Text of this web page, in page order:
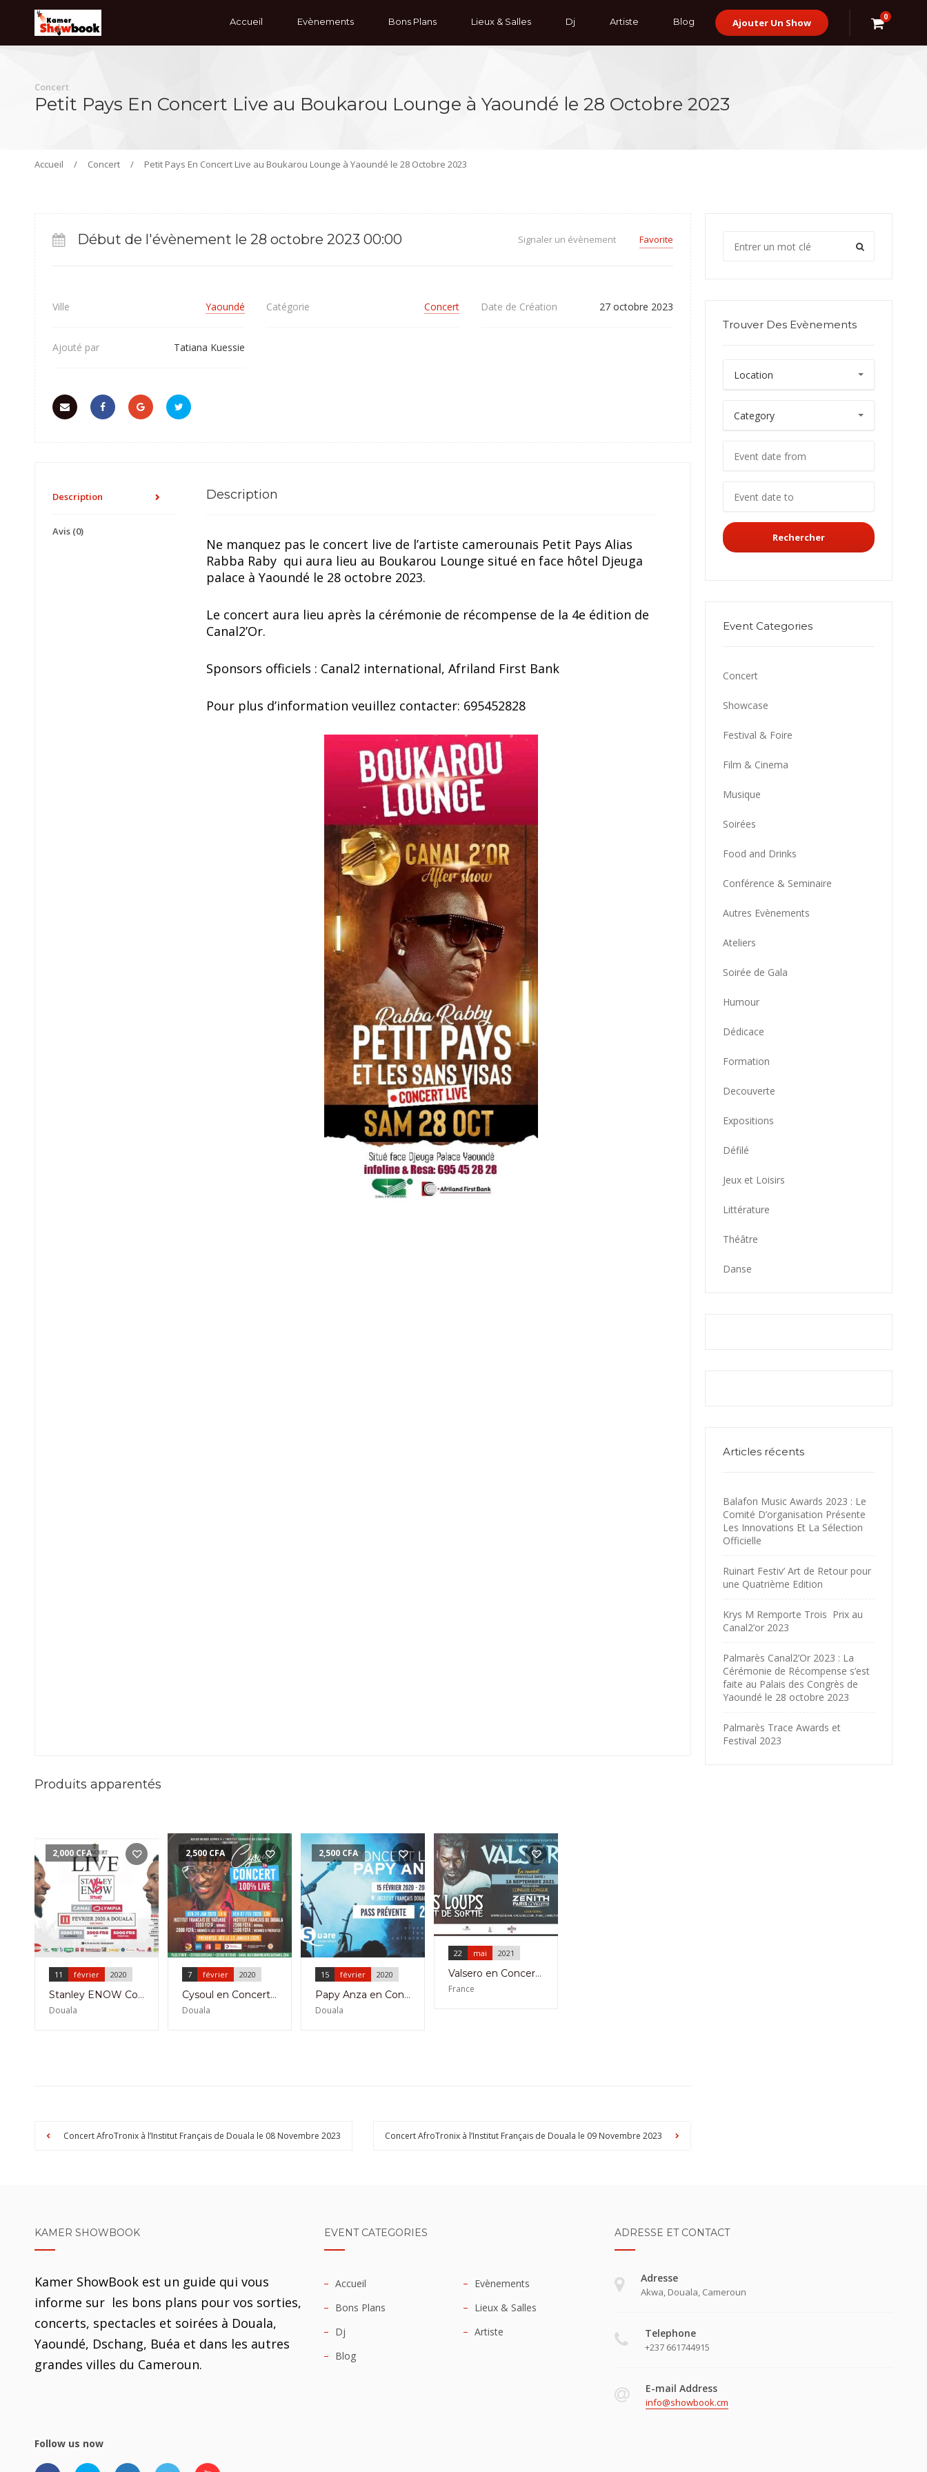
0
Ajouter Un Show
Accueil Evènements Bons Plans Lieux & Salles Dj Artiste Blog
Concert
Petit Pays En Concert Live au Boukarou Lounge à Yaoundé le 28 Octobre 2023
Accueil / Concert / Petit Pays En Concert Live au Boukarou Lounge à Yaoundé le 28 Octobre 2023
Début de l'évènement le 28 octobre 2023 00:00 Signaler un évènement Favorite
Ville Yaoundé Catégorie Concert Date de Création 27 octobre 2023
Ajouté par Tatiana Kuessie
Description
Avis (0)
Description
Ne manquez pas le concert live de l’artiste camerounais Petit Pays Alias
Rabba Raby qui aura lieu au Boukarou Lounge situé en face hôtel Djeuga
palace à Yaoundé le 28 octobre 2023.
Le concert aura lieu après la cérémonie de récompense de la 4e édition de
Canal2’Or.
Sponsors officiels : Canal2 international, Afriland First Bank
Pour plus d’information veuillez contacter: 695452828
Produits apparentés
11 février 2020
Stanley ENOW Concert Live le 11 Février 2020 à Canal Olympia Douala
2,000 CFA
Douala
7 février 2020
Cysoul en Concert Live à L’IFC de Douala le 07 Février 2020
2,500 CFA
Douala
15 février 2020
Papy Anza en Concert Live le 15 Février 2020 à l’IFC Douala
2,500 CFA
Douala
22 mai 2021
Valsero en Concert au Zenith de Paris le 18 Septembre 2021
France
Concert AfroTronix à l’Institut Français de Douala le 08 Novembre 2023 Concert AfroTronix à l’Institut Français de Douala le 09 Novembre 2023
Trouver Des Evènements
Rechercher
Event Categories
Concert
Showcase
Festival & Foire
Film & Cinema
Musique
Soirées
Food and Drinks
Conférence & Seminaire
Autres Evènements
Ateliers
Soirée de Gala
Humour
Dédicace
Formation
Decouverte
Expositions
Défilé
Jeux et Loisirs
Littérature
Théâtre
Danse
Articles récents
Balafon Music Awards 2023 : Le
Comité D’organisation Présente
Les Innovations Et La Sélection
Officielle
Ruinart Festiv’ Art de Retour pour
une Quatrième Edition
Krys M Remporte Trois Prix au
Canal2’or 2023
Palmarès Canal2’Or 2023 : La
Cérémonie de Récompense s’est
faite au Palais des Congrès de
Yaoundé le 28 octobre 2023
Palmarès Trace Awards et
Festival 2023
KAMER SHOWBOOK
Kamer ShowBook est un guide qui vous
informe sur les bons plans pour vos sorties,
concerts, spectacles et soirées à Douala,
Yaoundé, Dschang, Buéa et dans les autres
grandes villes du Cameroun.
Follow us now
EVENT CATEGORIES
Accueil
Evènements
Bons Plans
Lieux & Salles
Dj
Artiste
Blog
ADRESSE ET CONTACT
Adresse
Akwa, Douala, Cameroun
Telephone
+237 661744915
E-mail Address
info@showbook.cm